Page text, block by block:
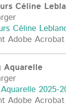
Céline
Céline
Adobe
Aquarelle
2025-
Adobe